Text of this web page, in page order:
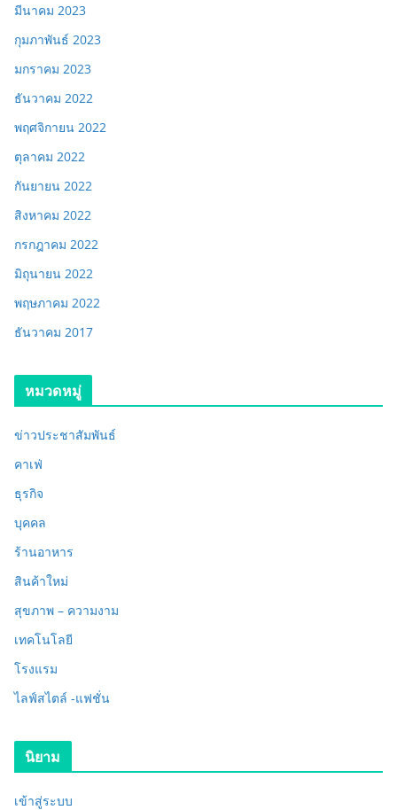
มีนาคม 2023
กุมภาพันธ์ 2023
มกราคม 2023
ธันวาคม 2022
พฤศจิกายน 2022
ตุลาคม 2022
กันยายน 2022
สิงหาคม 2022
กรกฎาคม 2022
มิถุนายน 2022
พฤษภาคม 2022
ธันวาคม 2017
หมวดหมู่
ข่าวประชาสัมพันธ์
คาเฟ่
ธุรกิจ
บุคคล
ร้านอาหาร
สินค้าใหม่
สุขภาพ – ความงาม
เทคโนโลยี
โรงแรม
ไลฟ์สไตล์ -แฟชั่น
นิยาม
เข้าสู่ระบบ